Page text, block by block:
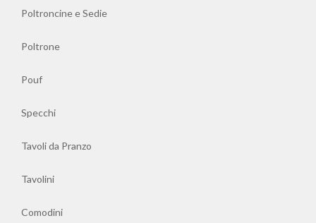
Pouf
Specchi
da
Poltroncine e Sedie
Poltrone
Pouf
Specchi
Tavoli da Pranzo
Tavolini
Comodini